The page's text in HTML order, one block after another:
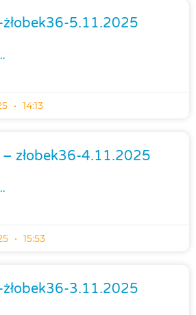
5.11.2025
14:13
złobek36-4.11.2025
15:53
3.11.2025